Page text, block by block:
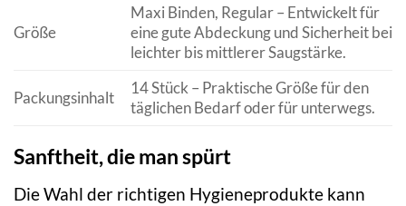
Größe
Maxi Binden, Regular – Entwickelt für
eine gute Abdeckung und Sicherheit bei
leichter bis mittlerer Saugstärke.
Packungsinhalt
14 Stück – Praktische Größe für den
täglichen Bedarf oder für unterwegs.
Sanftheit, die man spürt
Die Wahl der richtigen Hygieneprodukte kann